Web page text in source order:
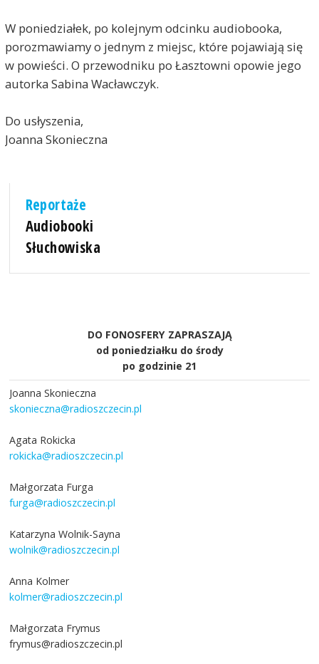
W poniedziałek, po kolejnym odcinku audiobooka,
porozmawiamy o jednym z miejsc, które pojawiają się
w powieści. O przewodniku po Łasztowni opowie jego
autorka Sabina Wacławczyk.
Do usłyszenia,
Joanna Skonieczna
Reportaże
Audiobooki
Słuchowiska
DO FONOSFERY ZAPRASZAJĄ
od poniedziałku do środy
po godzinie 21
Joanna Skonieczna
skonieczna@radioszczecin.pl
Agata Rokicka
rokicka@radioszczecin.pl
Małgorzata Furga
furga@radioszczecin.pl
Katarzyna Wolnik-Sayna
wolnik@radioszczecin.pl
Anna Kolmer
kolmer@radioszczecin.pl
Małgorzata Frymus
frymus@radioszczecin.pl